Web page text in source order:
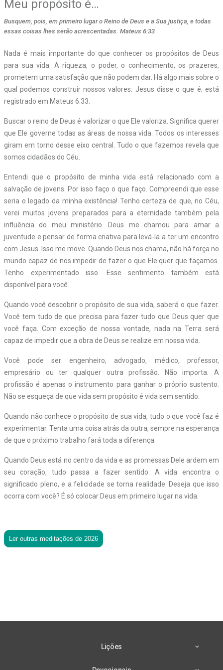
Meu propósito é…
Busquem, pois, em primeiro lugar o Reino de Deus e a Sua justiça, e todas
essas coisas lhes serão acrescentadas. Mateus 6:33
Nada é mais importante do que conhecer os propósitos de Deus
para sua vida. A riqueza, o poder, o conhecimento, os prazeres,
prometem uma satisfação que não podem dar. Há algo mais sobre o
qual podemos construir nossos valores. Jesus disse o que é; está
registrado em Mateus 6:33.
Buscar o reino de Deus é valorizar o que Ele valoriza. Significa querer
que Ele governe todas as áreas de nossa vida. Todos os interesses
giram em torno desse eixo central. Tudo o que fazemos revela que
somos cidadãos do Céu.
Entendi que o propósito de minha vida está relacionado com a
salvação de jovens. Por isso faço o que faço. Compreendi que esse
seria o legado da minha existência! Tenho certeza de que, no Céu,
verei muitos jovens preparados para a eternidade também pela
influência do meu ministério. Deus me chamou para amar a
juventude e pensar de forma criativa para levá-la a ter um encontro
com Jesus. Isso me move. Quando Deus nos chama, não há força no
mundo capaz de nos impedir de fazer o que Ele quer que façamos.
Tenho experimentado isso. Esse sentimento também está
disponível para você.
Quando você descobrir o propósito de sua vida, saberá o que fazer.
Você tem tudo de que precisa para fazer tudo que Deus quer que
você faça. Com exceção de nossa vontade, nada na Terra será
capaz de impedir que a obra de Deus se realize em nossa vida.
Você pode ser engenheiro, advogado, médico, professor,
empresário ou ter qualquer outra profissão. Não importa. A
profissão é apenas o instrumento para ganhar o próprio sustento.
Não se esqueça de que vida sem propósito é vida sem sentido.
Quando não conhece o propósito de sua vida, tudo o que você faz é
experimentar. Tenta uma coisa atrás da outra, sempre na esperança
de que o próximo trabalho fará toda a diferença.
Quando Deus está no centro da vida e as promessas Dele ardem em
seu coração, tudo passa a fazer sentido. A vida encontra o
significado pleno, e a felicidade se torna realidade. Deseja que isso
ocorra com você? É só colocar Deus em primeiro lugar na vida.
Ler outras meditações de 2026
Lições